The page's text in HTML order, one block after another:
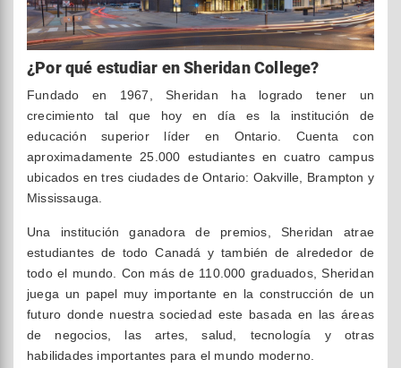
¿Por qué estudiar en Sheridan College?
Fundado en 1967, Sheridan ha logrado tener un
crecimiento tal que hoy en día es la institución de
educación superior líder en Ontario. Cuenta con
aproximadamente 25.000 estudiantes en cuatro campus
ubicados en tres ciudades de Ontario: Oakville, Brampton y
Mississauga.
Una institución ganadora de premios, Sheridan atrae
estudiantes de todo Canadá y también de alrededor de
todo el mundo. Con más de 110.000 graduados, Sheridan
juega un papel muy importante en la construcción de un
futuro donde nuestra sociedad este basada en las áreas
de negocios, las artes, salud, tecnología y otras
habilidades importantes para el mundo moderno.